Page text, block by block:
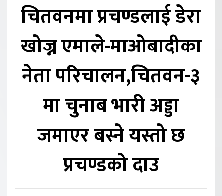
चितवनमा प्रचण्डलाई डेरा
खोज्न एमाले-माओबादीका
नेता परिचालन,चितवन-३
मा चुनाब भारी अड्डा
जमाएर बस्ने यस्तो छ
प्रचण्डको दाउ